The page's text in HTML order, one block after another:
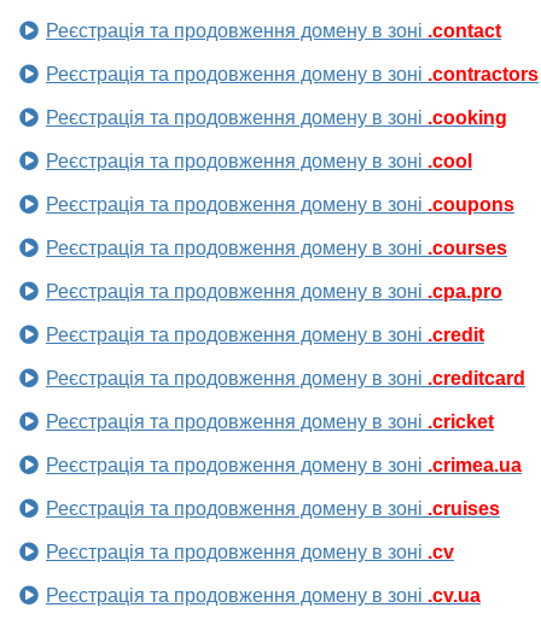
Реєстрація та продовження домену в зоні .contact
Реєстрація та продовження домену в зоні .contractors
Реєстрація та продовження домену в зоні .cooking
Реєстрація та продовження домену в зоні .cool
Реєстрація та продовження домену в зоні .coupons
Реєстрація та продовження домену в зоні .courses
Реєстрація та продовження домену в зоні .cpa.pro
Реєстрація та продовження домену в зоні .credit
Реєстрація та продовження домену в зоні .creditcard
Реєстрація та продовження домену в зоні .cricket
Реєстрація та продовження домену в зоні .crimea.ua
Реєстрація та продовження домену в зоні .cruises
Реєстрація та продовження домену в зоні .cv
Реєстрація та продовження домену в зоні .cv.ua